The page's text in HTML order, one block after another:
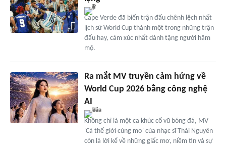
Cape Verde đã biến trận đấu chênh lệch nhất
lịch sử World Cup thành một trong những trận
đấu hay, cảm xúc nhất dành tặng người hâm
mộ.
Ra mắt MV truyền cảm hứng về
World Cup 2026 bằng công nghệ
AI
Không chỉ là một ca khúc cổ vũ bóng đá, MV
'Cả thế giới cùng mơ' của nhạc sĩ Thái Nguyên
còn là lời kể về những giấc mơ, niềm tin và sự